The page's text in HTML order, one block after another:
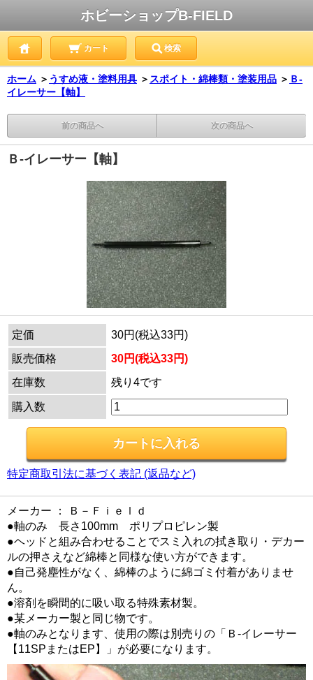
ホビーショップB-FIELD
カート 検索
ホーム ＞ うすめ液・塗料用具 ＞ スポイト・綿棒類・塗装用品 ＞ Ｂ-
イレーサー【軸】
前の商品へ 次の商品へ
Ｂ-イレーサー【軸】
定価
30円(税込33円)
販売価格
30円(税込33円)
在庫数
残り4です
購入数
特定商取引法に基づく表記 (返品など)
メーカー ： Ｂ－Ｆｉｅｌｄ
●軸のみ 長さ100mm ポリプロピレン製
●ヘッドと組み合わせることでスミ入れの拭き取り・デカー
ルの押さえなど綿棒と同様な使い方ができます。
●自己発塵性がなく、綿棒のように綿ゴミ付着がありませ
ん。
●溶剤を瞬間的に吸い取る特殊素材製。
●某メーカー製と同じ物です。
●軸のみとなります、使用の際は別売りの「Ｂ-イレーサー
【11SPまたはEP】」が必要になります。